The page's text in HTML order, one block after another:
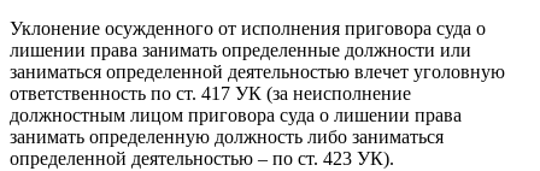
Уклонение осужденного от исполнения приговора суда о
лишении права занимать определенные должности или
заниматься определенной деятельностью влечет уголовную
ответственность по ст. 417 УК (за неисполнение
должностным лицом приговора суда о лишении права
занимать определенную должность либо заниматься
определенной деятельностью – по ст. 423 УК).